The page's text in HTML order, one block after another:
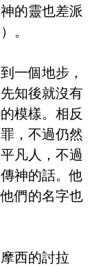
的靈也差派
。
一個地步，
知後就沒有
模樣。相反
，不過仍然
凡人，不過
神的話。他
們的名字也
西的討拉